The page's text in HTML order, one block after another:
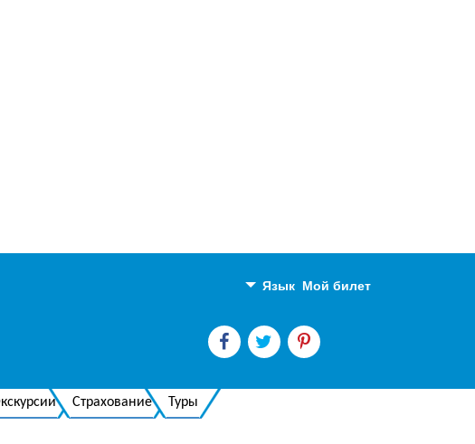
Мой билет
Язык
Английский
Страхование Туры